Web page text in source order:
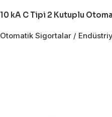
10 kA C Tipi 2 Kutuplu
Otomatik Sigortalar /